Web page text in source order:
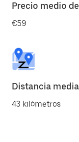
Precio medio
€59
Distancia
43 kilómetros